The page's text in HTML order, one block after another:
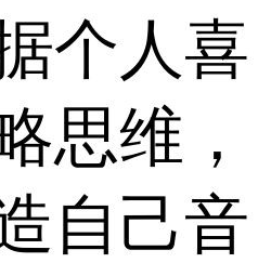
个人喜
思维，
自己音